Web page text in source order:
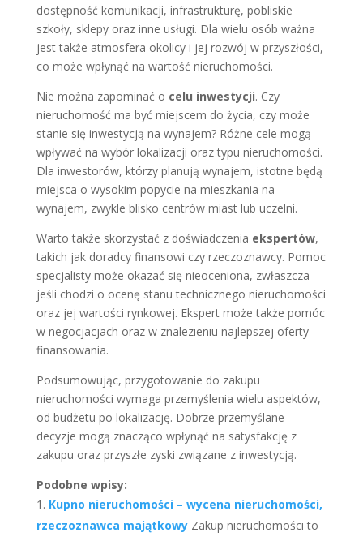
dostępność komunikacji, infrastrukturę, pobliskie
szkoły, sklepy oraz inne usługi. Dla wielu osób ważna
jest także atmosfera okolicy i jej rozwój w przyszłości,
co może wpłynąć na wartość nieruchomości.
Nie można zapominać o celu inwestycji. Czy
nieruchomość ma być miejscem do życia, czy może
stanie się inwestycją na wynajem? Różne cele mogą
wpływać na wybór lokalizacji oraz typu nieruchomości.
Dla inwestorów, którzy planują wynajem, istotne będą
miejsca o wysokim popycie na mieszkania na
wynajem, zwykle blisko centrów miast lub uczelni.
Warto także skorzystać z doświadczenia ekspertów,
takich jak doradcy finansowi czy rzeczoznawcy. Pomoc
specjalisty może okazać się nieoceniona, zwłaszcza
jeśli chodzi o ocenę stanu technicznego nieruchomości
oraz jej wartości rynkowej. Ekspert może także pomóc
w negocjacjach oraz w znalezieniu najlepszej oferty
finansowania.
Podsumowując, przygotowanie do zakupu
nieruchomości wymaga przemyślenia wielu aspektów,
od budżetu po lokalizację. Dobrze przemyślane
decyzje mogą znacząco wpłynąć na satysfakcję z
zakupu oraz przyszłe zyski związane z inwestycją.
Podobne wpisy:
Kupno nieruchomości – wycena nieruchomości,
rzeczoznawca majątkowy Zakup nieruchomości to